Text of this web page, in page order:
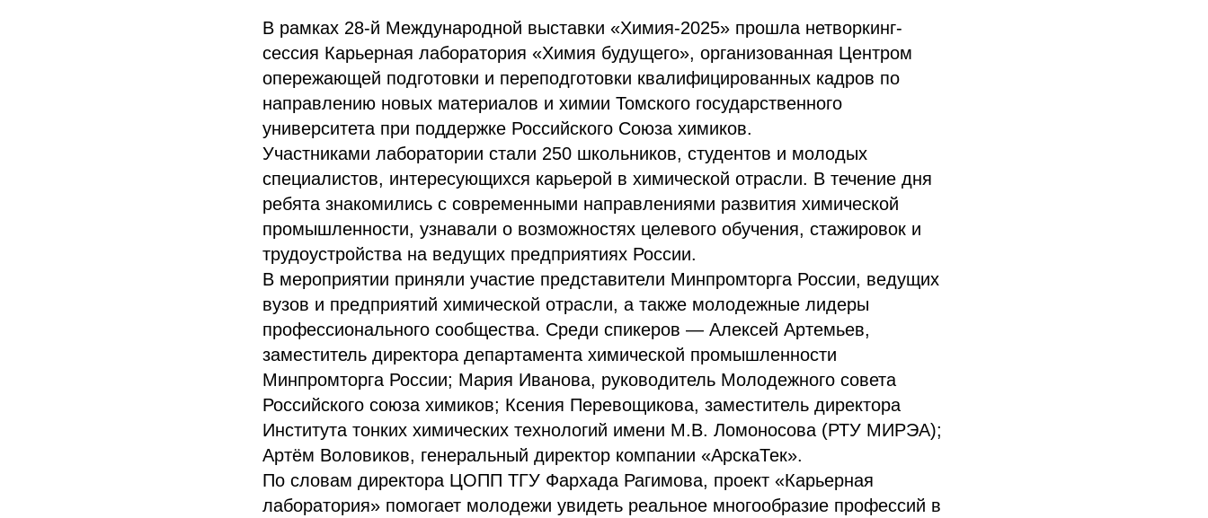
В рамках 28-й Международной выставки «Химия-2025» прошла нетворкинг-
сессия Карьерная лаборатория «Химия будущего», организованная Центром
опережающей подготовки и переподготовки квалифицированных кадров по
направлению новых материалов и химии Томского государственного
университета при поддержке Российского Союза химиков.
Участниками лаборатории стали 250 школьников, студентов и молодых
специалистов, интересующихся карьерой в химической отрасли. В течение дня
ребята знакомились с современными направлениями развития химической
промышленности, узнавали о возможностях целевого обучения, стажировок и
трудоустройства на ведущих предприятиях России.
В мероприятии приняли участие представители Минпромторга России, ведущих
вузов и предприятий химической отрасли, а также молодежные лидеры
профессионального сообщества. Среди спикеров — Алексей Артемьев,
заместитель директора департамента химической промышленности
Минпромторга России; Мария Иванова, руководитель Молодежного совета
Российского союза химиков; Ксения Перевощикова, заместитель директора
Института тонких химических технологий имени М.В. Ломоносова (РТУ МИРЭА);
Артём Воловиков, генеральный директор компании «АрскаТек».
По словам директора ЦОПП ТГУ Фархада Рагимова, проект «Карьерная
лаборатория» помогает молодежи увидеть реальное многообразие профессий в